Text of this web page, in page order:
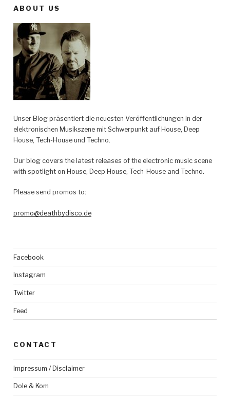
ABOUT US
Unser Blog präsentiert die neuesten Veröffentlichungen in der
elektronischen Musikszene mit Schwerpunkt auf House, Deep
House, Tech-House und Techno.
Our blog covers the latest releases of the electronic music scene
with spotlight on House, Deep House, Tech-House and Techno.
Please send promos to:
promo@deathbydisco.de
Facebook
Instagram
Twitter
Feed
CONTACT
Impressum / Disclaimer
Dole & Kom